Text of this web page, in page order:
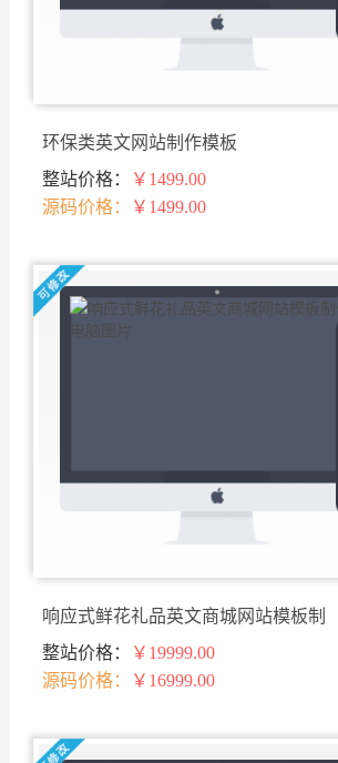
环保类英文网站制作模板
整站价格：
￥1499.00
源码价格：
￥1499.00
响应式鲜花礼品英文商城网站模板制
作
整站价格：
￥19999.00
源码价格：
￥16999.00